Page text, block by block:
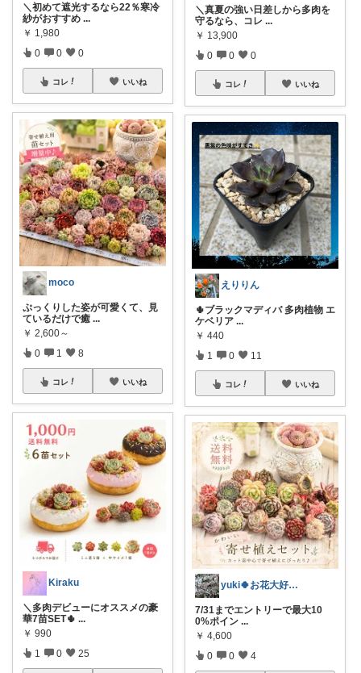
＼初めて遮光するなら22％寒冷
紗がおすすめ ...
￥ 1,980
0 0 0
コレ いいね
moco
ぷっくりした姿が可愛くて、見
ているだけで癒 ...
￥ 2,600～
0 1 8
コレ いいね
Kiraku
＼多肉デビューにオススメの豪
華7苗SET🌵 ...
￥ 990
1 0 25
＼真夏の強い日差しから多肉を
守るなら、コレ ...
￥ 13,900
0 0 0
コレ いいね
えりりん
🌵ブラックマディバ 多肉植物 エ
ケベリア ...
￥ 440
1 0 11
コレ いいね
yuki🍀お花大好き主婦
7/31までエントリーで最大10
0%ポイン ...
￥ 4,600
0 0 4